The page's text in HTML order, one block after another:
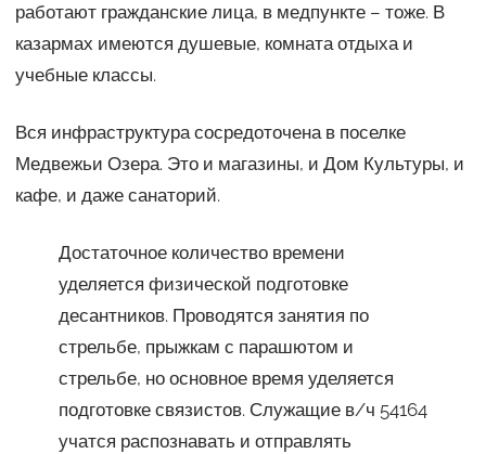
работают гражданские лица, в медпункте – тоже. В
казармах имеются душевые, комната отдыха и
учебные классы.
Вся инфраструктура сосредоточена в поселке
Медвежьи Озера. Это и магазины, и Дом Культуры, и
кафе, и даже санаторий.
Достаточное количество времени
уделяется физической подготовке
десантников. Проводятся занятия по
стрельбе, прыжкам с парашютом и
стрельбе, но основное время уделяется
подготовке связистов. Служащие в/ч 54164
учатся распознавать и отправлять